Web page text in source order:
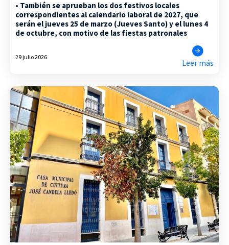
• También se aprueban los dos festivos locales
correspondientes al calendario laboral de 2027, que
serán el jueves 25 de marzo (Jueves Santo) y el lunes 4
de octubre, con motivo de las fiestas patronales
29 julio 2026
Leer más